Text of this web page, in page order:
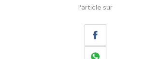
l'article sur